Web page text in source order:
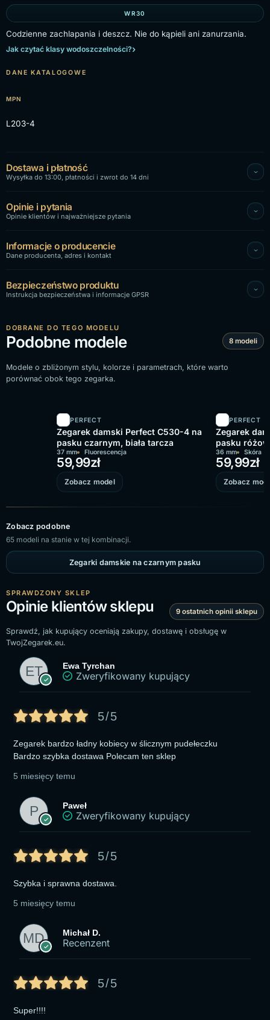
WR30
Codzienne zachlapania i deszcz. Nie do kąpieli ani zanurzania.
Jak czytać klasy wodoszczelności?
DANE KATALOGOWE
MPN
L203-4
Dostawa i płatność
Wysyłka do 13:00, płatności i zwrot do 14 dni
Opinie i pytania
Opinie klientów i najważniejsze pytania
Informacje o producencie
Dane producenta, adres i kontakt
Bezpieczeństwo produktu
Instrukcja bezpieczeństwa i informacje GPSR
DOBRANE DO TEGO MODELU
Podobne modele 8 modeli
Modele o zbliżonym stylu, kolorze i parametrach, które warto
porównać obok tego zegarka.
PERFECT
Zegarek damski Perfect C530-4 na
pasku czarnym, biała tarcza
37 mm Fluorescencja
59,99zł
Zobacz model
PERFECT
Zegarek
pasku
36 mm Skóra
59,99zł
Zobacz
Zobacz podobne
65 modeli na stanie w tej kombinacji.
Zegarki damskie na czarnym pasku
SPRAWDZONY SKLEP
Opinie klientów sklepu 9 ostatnich opinii sklepu
Sprawdź, jak kupujący oceniają zakupy, dostawę i obsługę w
TwojZegarek.eu.
Ewa Tyrchan
Zweryfikowany kupujący
5/5
Zegarek bardzo ładny kobiecy w ślicznym pudełeczku
Bardzo szybka dostawa Polecam ten sklep
5 miesięcy temu
Paweł
Zweryfikowany kupujący
5/5
Szybka i sprawna dostawa.
5 miesięcy temu
Michał D.
Recenzent
5/5
Super!!!!